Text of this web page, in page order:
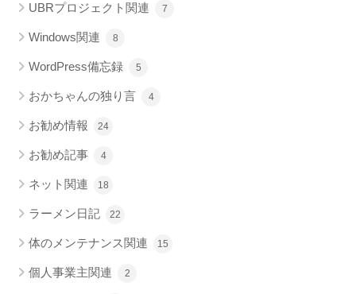
UBRプロジェクト関連 7
Windows関連 8
WordPress備忘録 5
おかちゃんの独り言 4
お勧め情報 24
お勧め記事 4
ネット関連 18
ラーメン日記 22
体のメンテナンス関連 15
個人事業主関連 2